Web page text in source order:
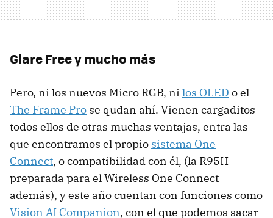
Glare Free y mucho más
Pero, ni los nuevos Micro RGB, ni los OLED o el
The Frame Pro se qudan ahí. Vienen cargaditos
todos ellos de otras muchas ventajas, entra las
que encontramos el propio sistema One
Connect, o compatibilidad con él, (la R95H
preparada para el Wireless One Connect
además), y este año cuentan con funciones como
Vision AI Companion, con el que podemos sacar